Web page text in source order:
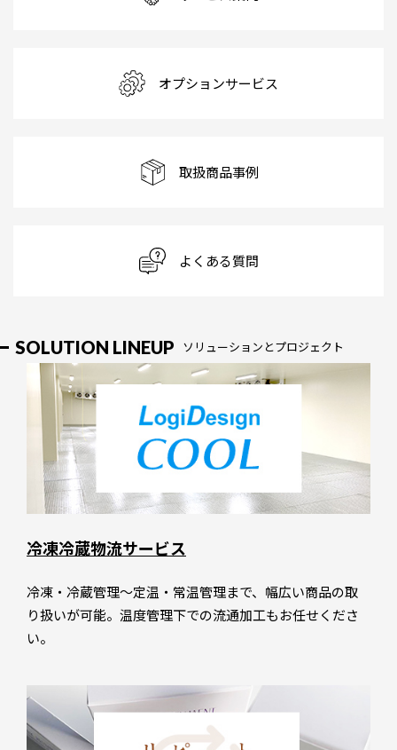
オプションサービス
取扱商品事例
よくある質問
SOLUTION LINEUP ソリューションとプロジェクト
冷凍冷蔵物流サービス
冷凍・冷蔵管理～定温・常温管理まで、幅広い商品の取
り扱いが可能。温度管理下での流通加工もお任せくださ
い。